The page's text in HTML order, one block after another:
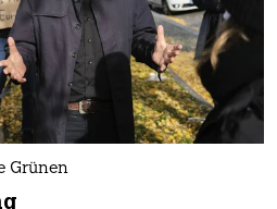
Grünen